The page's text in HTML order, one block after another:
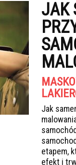
JAK
Jak
etapem,
efekt i